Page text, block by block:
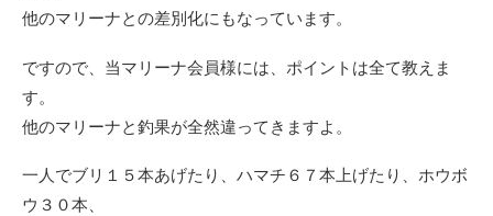
他のマリーナとの差別化にもなっています。
ですので、当マリーナ会員様には、ポイントは全て教えま
す。
他のマリーナと釣果が全然違ってきますよ。
一人でブリ１５本あげたり、ハマチ６７本上げたり、ホウボ
ウ３０本、